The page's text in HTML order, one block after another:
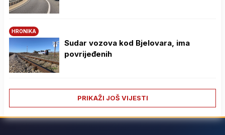
HRONIKA
Sudar vozova kod Bjelovara, ima
povrijeđenih
PRIKAŽI JOŠ VIJESTI